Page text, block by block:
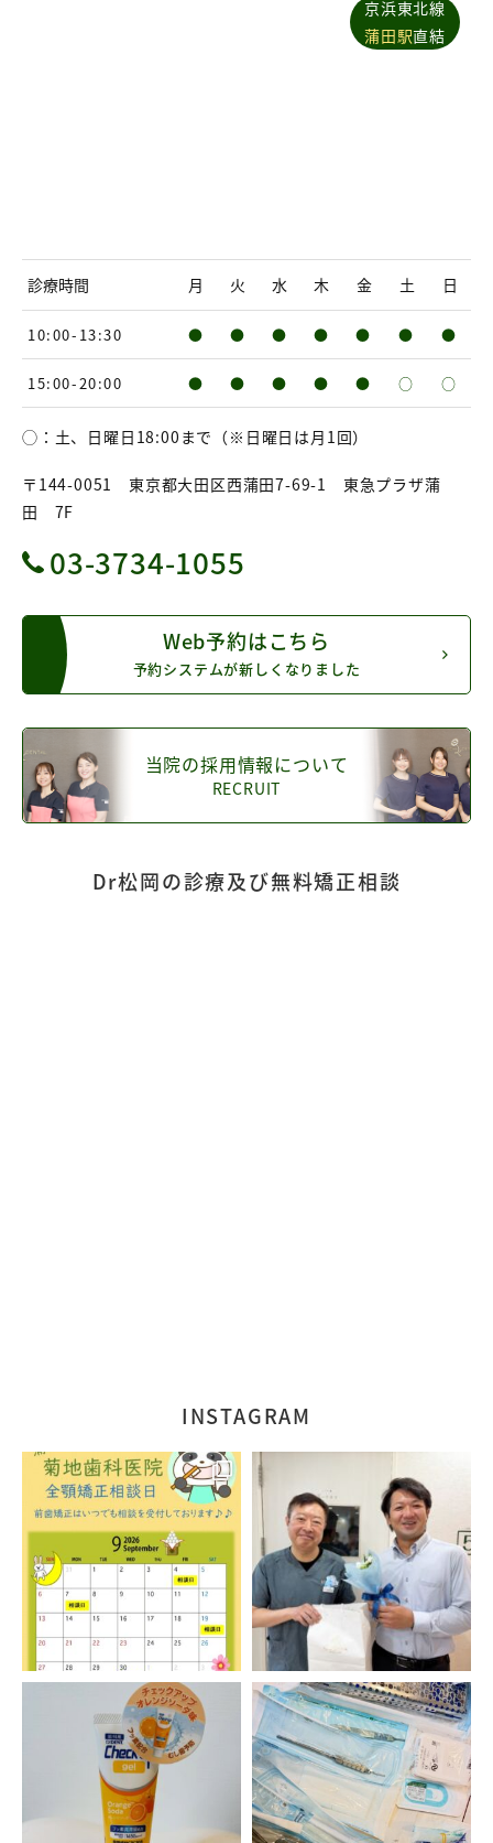
京浜東北線
蒲田駅直結
診療時間 月 火 水 木 金 土 日
10:00-13:30 ● ● ● ● ● ● ●
15:00-20:00 ● ● ● ● ● ○ ○
◯：土、日曜日18:00まで（※日曜日は月1回）
〒144-0051 東京都大田区西蒲田7-69-1 東急プラザ蒲
田 7F
03-3734-1055
Web予約はこちら
予約システムが新しくなりました
当院の採用情報について
RECRUIT
Dr松岡の診療及び無料矯正相談
INSTAGRAM